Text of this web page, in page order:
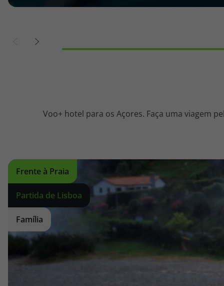
Voo+ hotel para os Açores. Faça uma viagem
Frente à Praia
Partida de Lisboa
Família